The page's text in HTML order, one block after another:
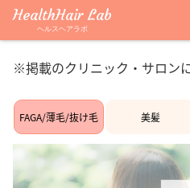
※掲載のクリニック・サロン
FAGA/薄毛/抜け毛 美髪
HealthHair Lab
ヘルスヘアラボ